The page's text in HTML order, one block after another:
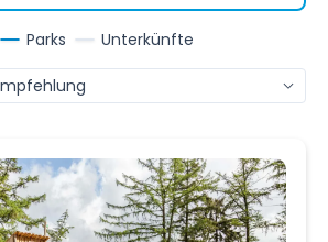
Parks Unterkünfte